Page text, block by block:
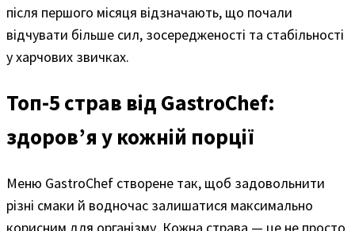
після першого місяця відзначають, що почали
відчувати більше сил, зосередженості та стабільності
у харчових звичках.
Топ-5 страв від GastroChef:
здоров’я у кожній порції
Меню GastroChef створене так, щоб задовольнити
різні смаки й водночас залишатися максимально
корисним для організму. Кожна страва — це не просто